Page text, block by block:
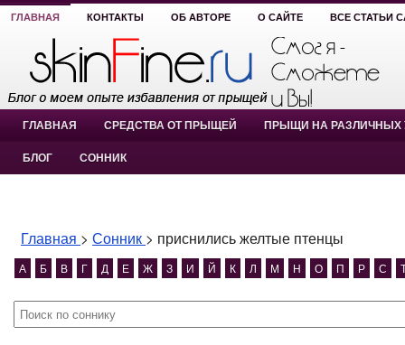
ГЛАВНАЯ КОНТАКТЫ ОБ АВТОРЕ О САЙТЕ ВСЕ СТАТЬИ
ГЛАВНАЯ СРЕДСТВА ОТ ПРЫЩЕЙ ПРЫЩИ НА РАЗЛИЧНЫХ
БЛОГ СОННИК
Главная > Сонник > приснились желтые птенцы
А Б В Г Д Е Ж З И Й К Л М Н О П Р С